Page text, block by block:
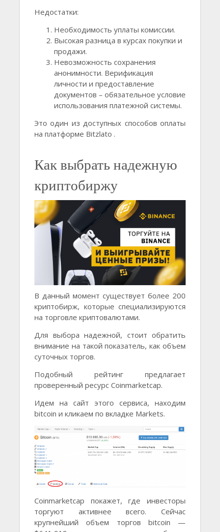
Недостатки:
Необходимость уплаты комиссии.
Высокая разница в курсах покупки и
продажи.
Невозможность сохранения
анонимности. Верификация
личности и предоставление
документов – обязательное условие
использования платежной системы.
Это один из доступных способов оплаты
на платформе Bitzlato .
Как выбрать надежную
криптобиржу
В данный момент существует более 200
криптобирж, которые специализируются
на торговле криптовалютами.
Для выбора надежной, стоит обратить
внимание на такой показатель, как объем
суточных торгов.
Подобный рейтинг предлагает
проверенный ресурс Coinmarketcap.
Идем на сайт этого сервиса, находим
bitcoin и кликаем по вкладке Markets.
Coinmarketcap покажет, где инвесторы
торгуют активнее всего. Сейчас
крупнейший объем торгов bitcoin —